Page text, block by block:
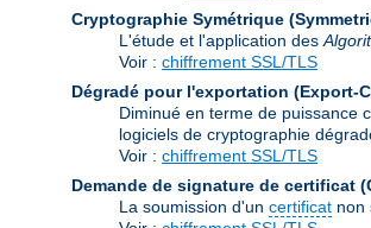
Cryptographie Symétrique
L'étude et l'application des
Voir : chiffrement SSL/TLS
Dégradé pour l'exportation (Export-
Diminué en terme de puissance
logiciels de cryptographie
Voir : chiffrement SSL/TLS
Demande de signature de certificat
La soumission d'un certificat non